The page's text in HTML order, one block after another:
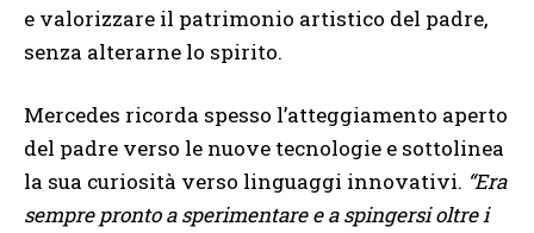
e valorizzare il patrimonio artistico del padre,
senza alterarne lo spirito.
Mercedes ricorda spesso l’atteggiamento aperto
del padre verso le nuove tecnologie e sottolinea
la sua curiosità verso linguaggi innovativi. “Era
sempre pronto a sperimentare e a spingersi oltre i